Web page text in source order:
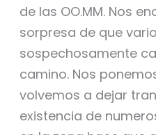
de las OO.MM. Nos
sorpresa de que
sospechosamente
camino. Nos
volvemos a dejar
existencia de